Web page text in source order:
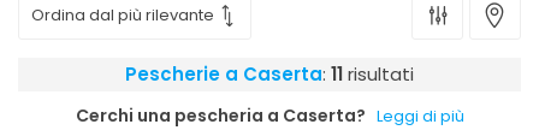
Pescherie a Caserta: 11risultati
Cerchi una pescheria a Caserta? Leggi di più